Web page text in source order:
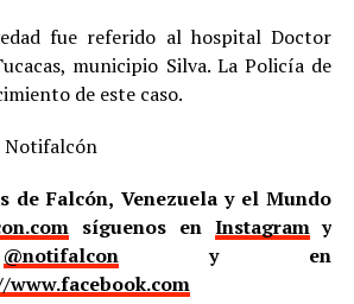
fue referido al hospital Doctor
municipio Silva. La Policía de
de este caso.
Notifalcón
de Falcón, Venezuela y el Mundo
síguenos en Instagramy
@notifalcony en
www.facebook.com